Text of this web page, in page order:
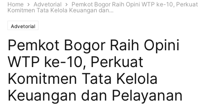
Home Advetorial
Pemkot Bogor Raih Opini WTP ke-10, Perkuat
Komitmen Tata Kelola Keuangan dan...
Advetorial
Pemkot Bogor Raih Opini
WTP ke-10, Perkuat
Komitmen Tata Kelola
Keuangan dan Pelayanan